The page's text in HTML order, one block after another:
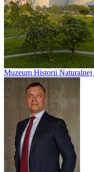
Muzeum Historii